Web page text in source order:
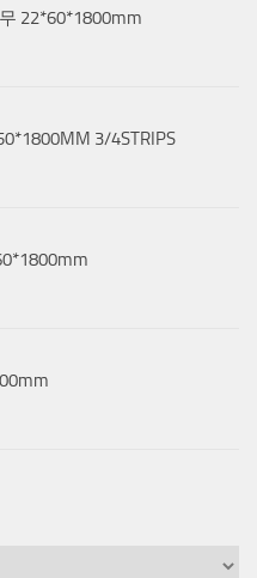
22*60*1800mm
3/4STRIPS